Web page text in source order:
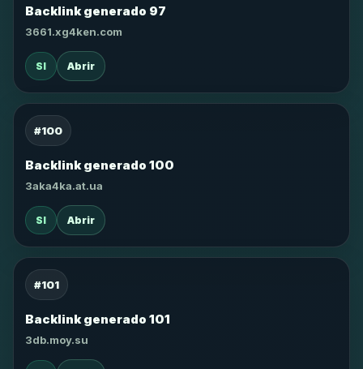
Backlink generado 97
3661.xg4ken.com
SI Abrir
#100
Backlink generado 100
3aka4ka.at.ua
SI Abrir
#101
Backlink generado 101
3db.moy.su